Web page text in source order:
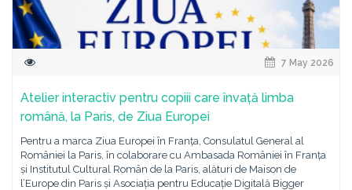
7 May 2026
Atelier interactiv pentru copiii care învață limba
română, la Paris, de Ziua Europei
Pentru a marca Ziua Europei în Franța, Consulatul General al
României la Paris, în colaborare cu Ambasada României în Franța
și Institutul Cultural Român de la Paris, alături de Maison de
l’Europe din Paris și Asociația pentru Educație Digitală Bigger